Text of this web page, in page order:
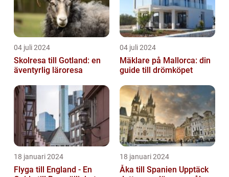
04 juli 2024
Skolresa till Gotland: en
äventyrlig läroresa
04 juli 2024
Mäklare på Mallorca: din
guide till drömköpet
18 januari 2024
Flyga till England - En
18 januari 2024
Åka till Spanien Upptäck